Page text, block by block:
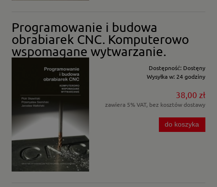
Programowanie i budowa
obrabiarek CNC. Komputerowo
wspomagane wytwarzanie.
Dostępność: Dostęny
Wysyłka w: 24 godziny
38,00 zł
zawiera 5% VAT, bez kosztów dostawy
do koszyka